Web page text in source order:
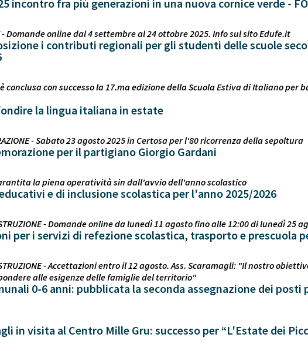
incontro fra più generazioni in una nuova cornice verde -
- Domande online dal 4 settembre al 24 ottobre 2025. Info sul sito Edufe.it
i contributi regionali per gli studenti delle scuole
è conclusa con successo la 17.ma edizione della Scuola Estiva di Italiano
la lingua italiana in estate
- Sabato 23 agosto 2025 in Certosa per l'80 ricorrenza della sepoltura
per il partigiano Giorgio Gardani
la piena operatività sin dall'avvio dell'anno scolastico
e di inclusione scolastica per l'anno 2025/2026
- Domande online da lunedì 11 agosto fino alle 12:00 di lunedì 25
per i servizi di refezione scolastica, trasporto e prescuola
- Accettazioni entro il 12 agosto. Ass. Scaramagli: "Il nostro
alle esigenze delle famiglie del territorio"
0-6 anni: pubblicata la seconda assegnazione dei posti
in visita al Centro Mille Gru: successo per “L'Estate dei